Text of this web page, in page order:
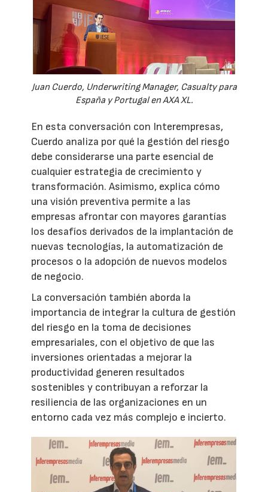
Juan Cuerdo, Underwriting Manager, Casualty para
España y Portugal en AXA XL.
En esta conversación con Interempresas,
Cuerdo analiza por qué la gestión del riesgo
debe considerarse una parte esencial de
cualquier estrategia de crecimiento y
transformación. Asimismo, explica cómo
una visión preventiva permite a las
empresas afrontar con mayores garantías
los desafíos derivados de la implantación de
nuevas tecnologías, la automatización de
procesos o la adopción de nuevos modelos
de negocio.
La conversación también aborda la
importancia de integrar la cultura de gestión
del riesgo en la toma de decisiones
empresariales, con el objetivo de que las
inversiones orientadas a mejorar la
productividad generen resultados
sostenibles y contribuyan a reforzar la
resiliencia de las organizaciones en un
entorno cada vez más complejo e incierto.